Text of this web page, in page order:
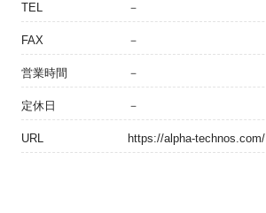
TEL －
FAX －
営業時間 －
定休日 －
URL https://alpha-technos.com/